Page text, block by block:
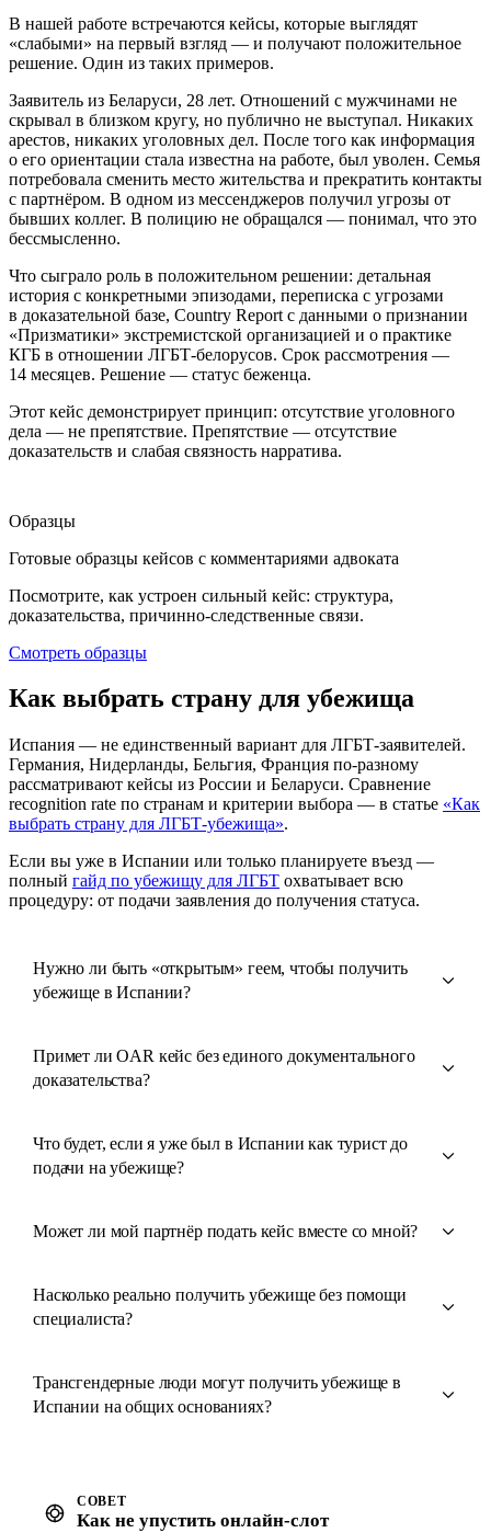
В нашей работе встречаются кейсы, которые выглядят
«слабыми» на первый взгляд — и получают положительное
решение. Один из таких примеров.
Заявитель из Беларуси, 28 лет. Отношений с мужчинами не
скрывал в близком кругу, но публично не выступал. Никаких
арестов, никаких уголовных дел. После того как информация
о его ориентации стала известна на работе, был уволен. Семья
потребовала сменить место жительства и прекратить контакты
с партнёром. В одном из мессенджеров получил угрозы от
бывших коллег. В полицию не обращался — понимал, что это
бессмысленно.
Что сыграло роль в положительном решении: детальная
история с конкретными эпизодами, переписка с угрозами
в доказательной базе, Country Report с данными о признании
«Призматики» экстремистской организацией и о практике
КГБ в отношении ЛГБТ-белорусов. Срок рассмотрения —
14 месяцев. Решение — статус беженца.
Этот кейс демонстрирует принцип: отсутствие уголовного
дела — не препятствие. Препятствие — отсутствие
доказательств и слабая связность нарратива.
Образцы
Готовые образцы кейсов с комментариями адвоката
Посмотрите, как устроен сильный кейс: структура,
доказательства, причинно-следственные связи.
Смотреть образцы
Как выбрать страну для убежища
Испания — не единственный вариант для ЛГБТ-заявителей.
Германия, Нидерланды, Бельгия, Франция по-разному
рассматривают кейсы из России и Беларуси. Сравнение
recognition rate по странам и критерии выбора — в статье «Как
выбрать страну для ЛГБТ-убежища».
Если вы уже в Испании или только планируете въезд —
полный гайд по убежищу для ЛГБТ охватывает всю
процедуру: от подачи заявления до получения статуса.
Нужно ли быть «открытым» геем, чтобы получить
убежище в Испании?
Примет ли OAR кейс без единого документального
доказательства?
Что будет, если я уже был в Испании как турист до
подачи на убежище?
Может ли мой партнёр подать кейс вместе со мной?
Насколько реально получить убежище без помощи
специалиста?
Трансгендерные люди могут получить убежище в
Испании на общих основаниях?
СОВЕТ
Как не упустить онлайн-слот